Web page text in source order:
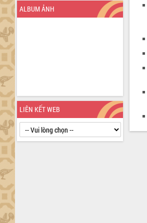
ALBUM ẢNH
LIÊN KẾT WEB